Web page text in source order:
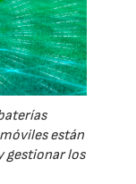
están
gestionar los